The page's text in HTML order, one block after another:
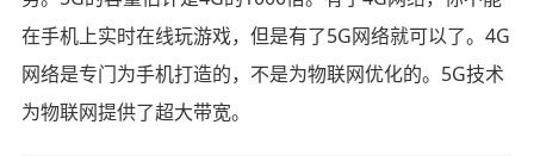
在手机上实时在线玩游戏，但是有了5G网络就可以了。4G
网络是专门为手机打造的，不是为物联网优化的。5G技术
为物联网提供了超大带宽。